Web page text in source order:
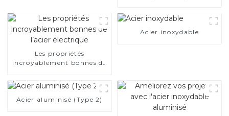
véhicule.
Les propriétés
incroyablement bonnes de
Acier inoxydable
Acier aluminisé (Type 2)